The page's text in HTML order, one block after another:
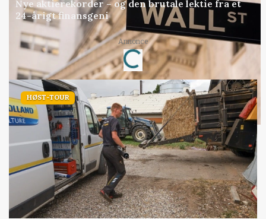
Nye aktierekorder – og den brutale lektie fra et
24-årigt finansgeni
Annonce
Loading...
HØST-TOUR